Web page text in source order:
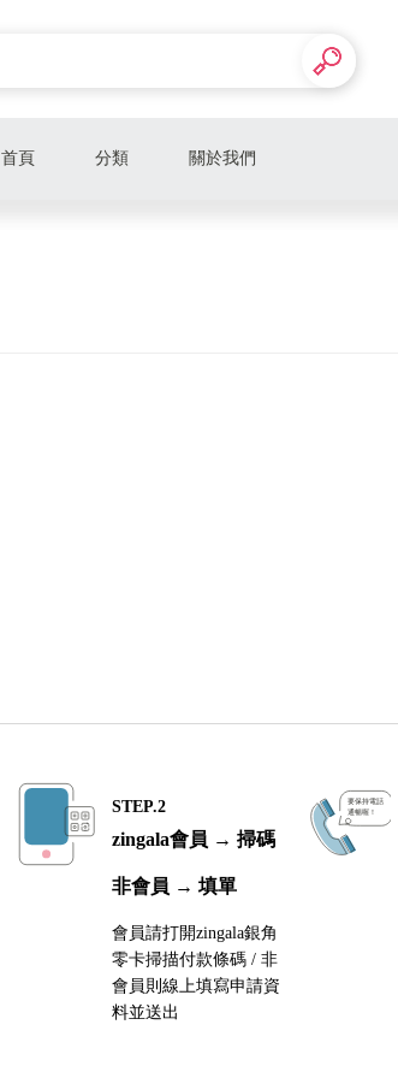
首頁 分類 關於我們
STEP.2
zingala會員 → 掃碼
非會員 → 填單
會員請打開zingala銀角
零卡掃描付款條碼 / 非
會員則線上填寫申請資
料並送出